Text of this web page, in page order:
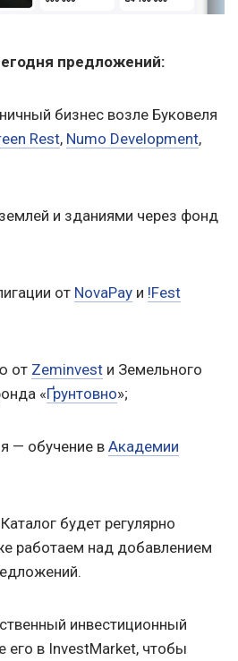
предложений:
бизнес возле Буковеля
Rest, Numo Development,
и зданиями через фонд
от NovaPay и !Fest
от Zeminvest и Земельного
«Ґрунтовно»;
— обучение в Академии
будет регулярно
работаем над добавлением
инвестиционный
его в InvestMarket, чтобы